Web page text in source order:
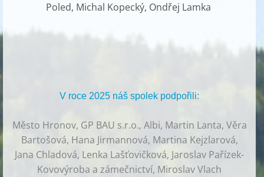
Poled, Michal Kopecký, Ondřej Lamka
V roce 2025 náš spolek podpořili:
Město Hronov, GP BAU s.r.o., Albi, Martin Lanta, Věra
Bartošová, Hana Jirmannová, Martina Kejzlarová,
Jana Chladová, Lenka Lašťovičková, Jaroslav Pařízek-
Kovovýroba a zámečnictví, Miroslav Vlach